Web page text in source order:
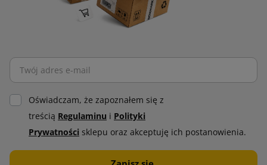
Oświadczam, że zapoznałem się z
treścią Regulaminu i Polityki
Prywatności sklepu oraz akceptuję ich postanowienia.